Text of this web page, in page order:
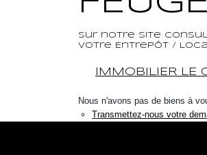
Sur notre site
votre Entrepôt / Local
IMMOBILIER LE
Nous n'avons pas de biens à
Transmettez-nous votre